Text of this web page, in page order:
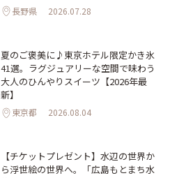
長野県 2026.07.28
夏のご褒美に♪東京ホテル限定かき氷
41選。ラグジュアリーな空間で味わう
大人のひんやりスイーツ【2026年最
新】
東京都 2026.08.04
【チケットプレゼント】水辺の世界か
ら浮世絵の世界へ。「広島もとまち水